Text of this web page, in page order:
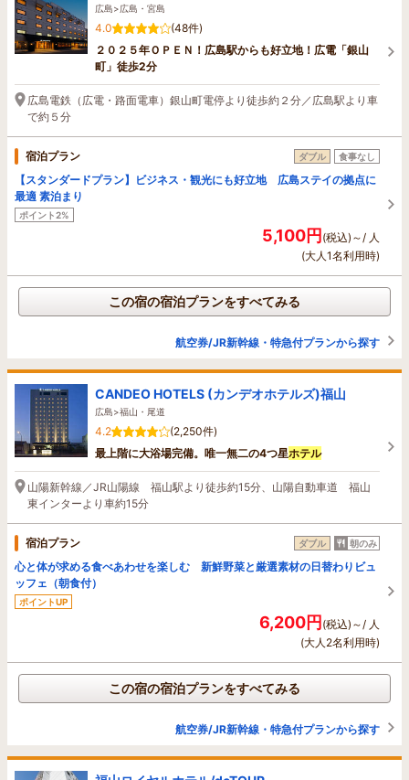
広島>広島・宮島
4.0
(48件)
２０２５年ＯＰＥＮ！広島駅からも好立地！広電「銀山
町」徒歩2分
広島電鉄（広電・路面電車）銀山町電停より徒歩約２分／広島駅より車
で約５分
宿泊プラン ダブル 食事なし
【スタンダードプラン】ビジネス・観光にも好立地 広島ステイの拠点に
最適 素泊まり
ポイント2%
5,100円(税込)～/ 人
(大人1名利用時)
この宿の宿泊プランをすべてみる
航空券/JR新幹線・特急付プランから探す
CANDEO HOTELS (カンデオホテルズ)福山
広島>福山・尾道
4.2
(2,250件)
最上階に大浴場完備。唯一無二の4つ星ホテル
山陽新幹線／JR山陽線 福山駅より徒歩約15分、山陽自動車道 福山
東インターより車約15分
宿泊プラン ダブル 朝のみ
心と体が求める食べあわせを楽しむ 新鮮野菜と厳選素材の日替わりビュ
ッフェ（朝食付）
ポイントUP
6,200円(税込)～/ 人
(大人2名利用時)
この宿の宿泊プランをすべてみる
航空券/JR新幹線・特急付プランから探す